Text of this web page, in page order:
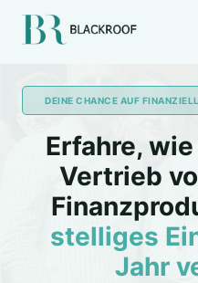
DEINE CHANCE AUF
Erfahre,
Vertrieb
stelliges
Jahr